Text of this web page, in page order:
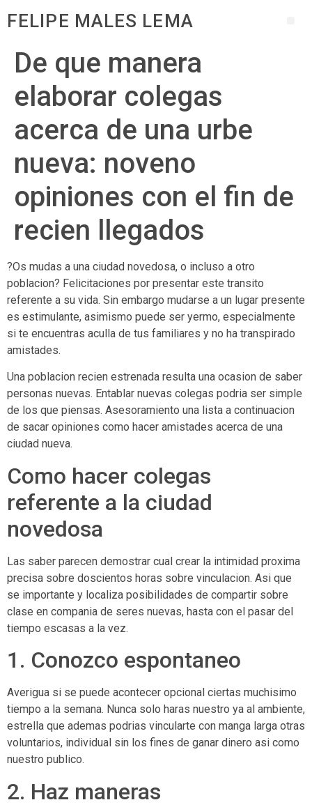
FELIPE MALES LEMA
De que manera
elaborar colegas
acerca de una urbe
nueva: noveno
opiniones con el fin de
recien llegados
?Os mudas a una ciudad novedosa, o incluso a otro
poblacion? Felicitaciones por presentar este transito
referente a su vida. Sin embargo mudarse a un lugar presente
es estimulante, asimismo puede ser yermo, especialmente
si te encuentras aculla de tus familiares y no ha transpirado
amistades.
Una poblacion recien estrenada resulta una ocasion de saber
personas nuevas. Entablar nuevas colegas podria ser simple
de los que piensas. Asesoramiento una lista a continuacion
de sacar opiniones como hacer amistades acerca de una
ciudad nueva.
Como hacer colegas
referente a la ciudad
novedosa
Las saber parecen demostrar cual crear la intimidad proxima
precisa sobre doscientos horas sobre vinculacion. Asi que
se importante y localiza posibilidades de compartir sobre
clase en compania de seres nuevas, hasta con el pasar del
tiempo escasas a la vez.
1. Conozco espontaneo
Averigua si se puede acontecer opcional ciertas muchisimo
tiempo a la semana. Nunca solo haras nuestro ya al ambiente,
estrella que ademas podrias vincularte con manga larga otras
voluntarios, individual sin los fines de ganar dinero asi­ como
nuestro publico.
2. Haz maneras